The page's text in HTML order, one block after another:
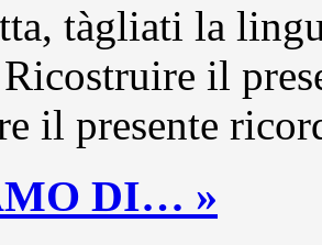
tàgliati la
il
il presente
DI… »